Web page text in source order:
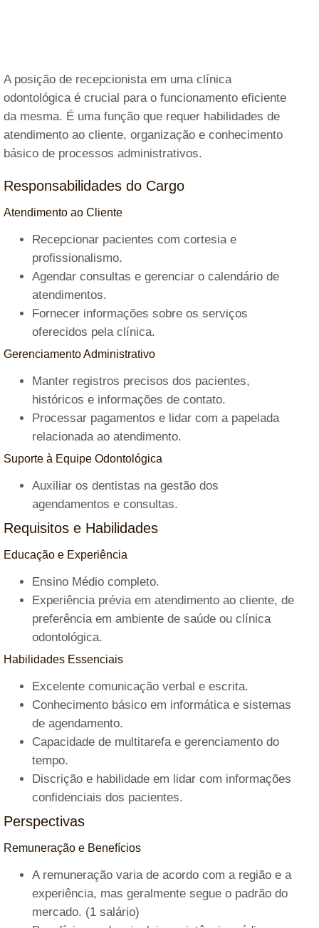
A posição de recepcionista em uma clínica
odontológica é crucial para o funcionamento eficiente
da mesma. É uma função que requer habilidades de
atendimento ao cliente, organização e conhecimento
básico de processos administrativos.
Responsabilidades do Cargo
Atendimento ao Cliente
Recepcionar pacientes com cortesia e
profissionalismo.
Agendar consultas e gerenciar o calendário de
atendimentos.
Fornecer informações sobre os serviços
oferecidos pela clínica.
Gerenciamento Administrativo
Manter registros precisos dos pacientes,
históricos e informações de contato.
Processar pagamentos e lidar com a papelada
relacionada ao atendimento.
Suporte à Equipe Odontológica
Auxiliar os dentistas na gestão dos
agendamentos e consultas.
Requisitos e Habilidades
Educação e Experiência
Ensino Médio completo.
Experiência prévia em atendimento ao cliente, de
preferência em ambiente de saúde ou clínica
odontológica.
Habilidades Essenciais
Excelente comunicação verbal e escrita.
Conhecimento básico em informática e sistemas
de agendamento.
Capacidade de multitarefa e gerenciamento do
tempo.
Discrição e habilidade em lidar com informações
confidenciais dos pacientes.
Perspectivas
Remuneração e Benefícios
A remuneração varia de acordo com a região e a
experiência, mas geralmente segue o padrão do
mercado. (1 salário)